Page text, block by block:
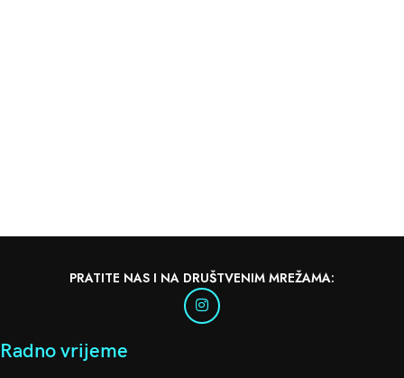
PRATITE NAS I NA DRUŠTVENIM MREŽAMA:
Radno vrijeme